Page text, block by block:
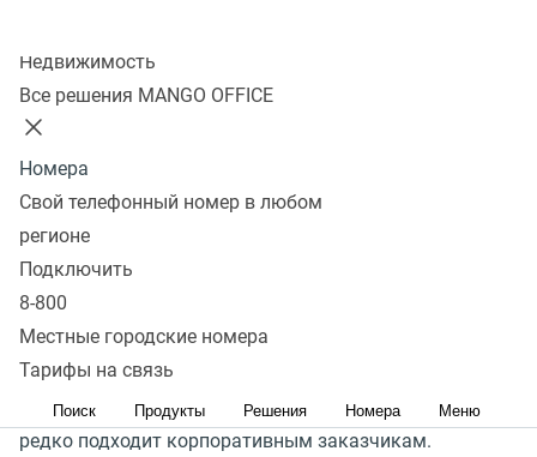
Недвижимость
Все решения MANGO OFFICE
Номера
Свой телефонный номер в любом
регионе
Подключить
8-800
Местные городские номера
Тарифы на связь
Поиск Продукты Решения Номера Меню
в стоимости, функциональности и простоте
отказываются
соответствия бизнес-требованиям.
Сегодня на российском рынке облачной телефонии 9
из 10 поставщиков предлагают закрытые коробочные
решения, усредненная функциональность которых
редко подходит корпоративным заказчикам.